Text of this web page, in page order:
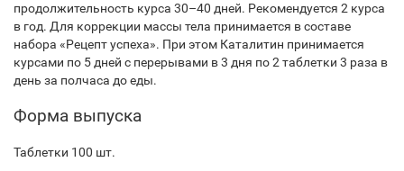
продолжительность курса 30–40 дней. Рекомендуется 2 курса
в год. Для коррекции массы тела принимается в составе
набора «Рецепт успеха». При этом Каталитин принимается
курсами по 5 дней с перерывами в 3 дня по 2 таблетки 3 раза в
день за полчаса до еды.
Форма выпуска
Таблетки 100 шт.